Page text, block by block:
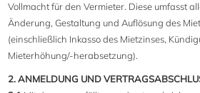
Vollmacht für den Vermieter. Diese umfasst
Änderung, Gestaltung und Auflösung des
(einschließlich Inkasso des Mietzinses,
Mieterhöhung/-herabsetzung).
2. ANMELDUNG UND